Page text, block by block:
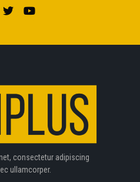
consectetur adipiscing
ullamcorper.